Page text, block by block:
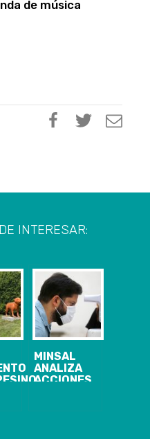
de música
INTERESAR:
MINSAL
ANALIZA
ACCIONES